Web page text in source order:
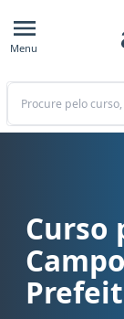
Menu
Buscar
Curso para
Curso